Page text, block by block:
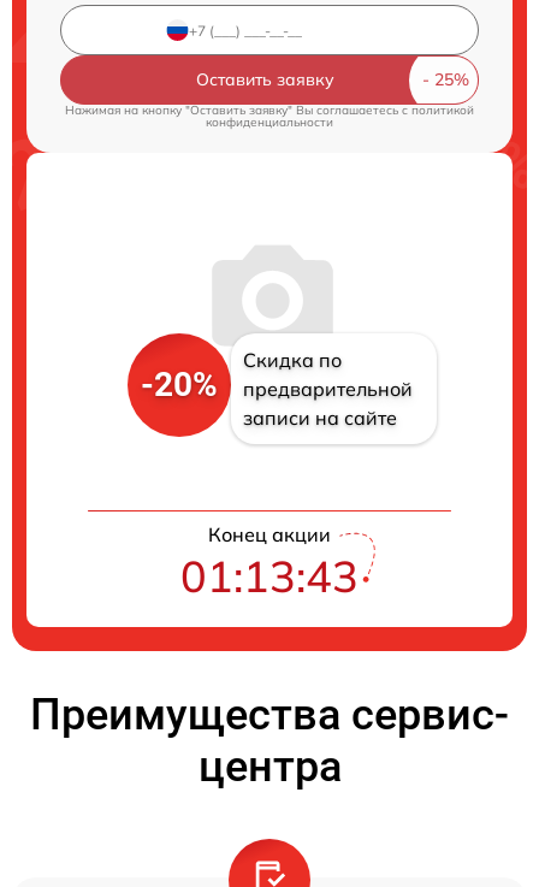
Оставить заявку
Нажимая на кнопку "Оставить заявку" Вы соглашаетесь cполитикой
конфиденциальности
-20%
Скидка по
предварительной
записи на сайте
Конец акции
01:13:42
Преимущества сервис-
центра